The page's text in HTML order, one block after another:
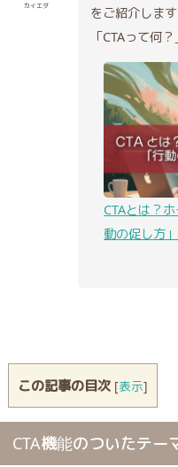
カイエダ
をご紹介します
「CTAって何
CTAとは？
動の促し方
この記事の目次 [表示]
CTA機能のついたテー